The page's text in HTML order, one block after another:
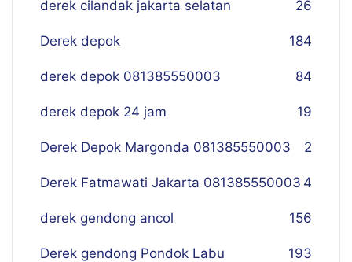
derek cilandak jakarta selatan 26
Derek depok 184
derek depok 081385550003 84
derek depok 24 jam 19
Derek Depok Margonda 081385550003 2
Derek Fatmawati Jakarta 081385550003 4
derek gendong ancol 156
Derek gendong Pondok Labu 193